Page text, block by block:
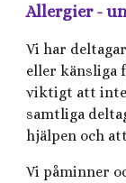
Allergier -
Vi har
eller känsliga
viktigt att inte
samtliga
hjälpen och
Vi påminner